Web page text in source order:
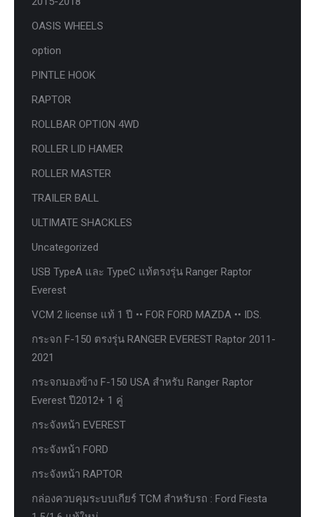
OASIS WHEELS
option
PINTLE HOOK
RAPTOR
ROLLBAR OPTION 4WD
ROLLER LID HAMER
ROLLER MASTER
TRAILER BALL
ULTIMATE SHACKLES
Uncategorized
USB TypeA และ TypeC แท้ตรงรุ่น Ranger Raptor
Everest
VCM 2 license แท้ 1 ปี •• FOR FORD MAZDA •• IDS.
กระจก F-150 ตรงรุ่น RANGER EVEREST Raptor 2011-
2021
กระจกมองข้าง F-150 USA สำหรับ Ranger Raptor
Everest ปี2012+ 1 คู่
กระจังหน้า EVEREST
กระจังหน้า FORD
กระจังหน้า RAPTOR
กล่องควบคุมระบบเกียร์ TCM สำหรับรถ : Ford Fiesta